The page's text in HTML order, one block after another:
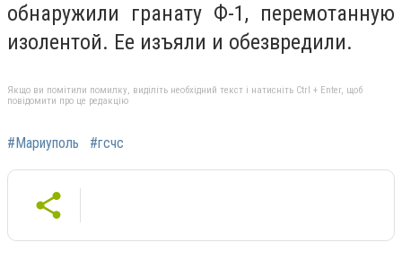
обнаружили гранату Ф-1, перемотанную
изолентой. Ее изъяли и обезвредили.
Якщо ви помітили помилку, виділіть необхідний текст і натисніть Ctrl + Enter, щоб
повідомити про це редакцію
#Мариуполь #гсчс